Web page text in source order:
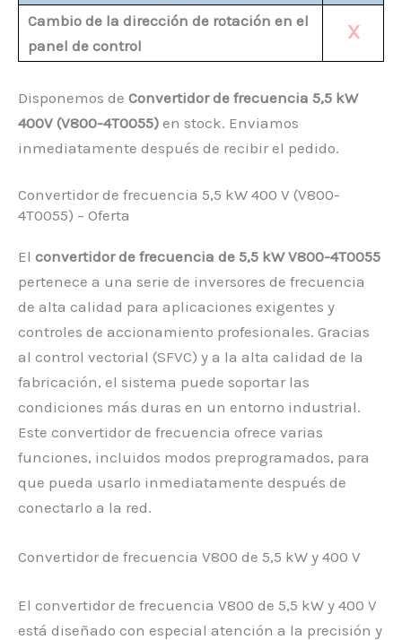
Cambio de la dirección de rotación en el
panel de control
X
Disponemos de Convertidor de frecuencia 5,5 kW
400V (V800-4T0055) en stock. Enviamos
inmediatamente después de recibir el pedido.
Convertidor de frecuencia 5,5 kW 400 V (V800-
4T0055) – Oferta
El convertidor de frecuencia de 5,5 kW V800-4T0055
pertenece a una serie de inversores de frecuencia
de alta calidad para aplicaciones exigentes y
controles de accionamiento profesionales. Gracias
al control vectorial (SFVC) y a la alta calidad de la
fabricación, el sistema puede soportar las
condiciones más duras en un entorno industrial.
Este convertidor de frecuencia ofrece varias
funciones, incluidos modos preprogramados, para
que pueda usarlo inmediatamente después de
conectarlo a la red.
Convertidor de frecuencia V800 de 5,5 kW y 400 V
El convertidor de frecuencia V800 de 5,5 kW y 400 V
está diseñado con especial atención a la precisión y